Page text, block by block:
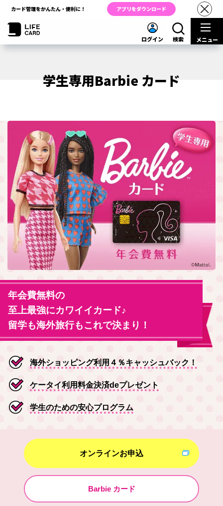
カード管理をかんたん・便利に！ アプリをダウンロード
ログイン 検索 メニュー
学生専用Barbie カード
年会費無料の
至上最強にカワイイカード♪
留学も海外旅行もこれで決まり！
海外ショッピング利用４％キャッシュバック！
ケータイ利用料金決済deプレゼント
学生のための安心プログラム
オンラインお申込
Barbie カード